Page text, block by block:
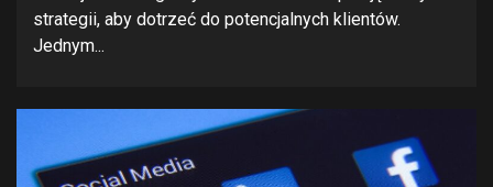
strategii, aby dotrzeć do potencjalnych klientów.
Jednym...